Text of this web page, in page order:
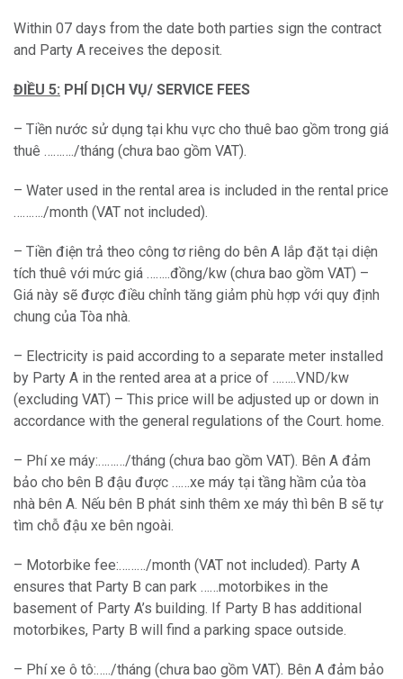
Within 07 days from the date both parties sign the contract
and Party A receives the deposit.
ĐIỀU 5: PHÍ DỊCH VỤ/ SERVICE FEES
– Tiền nước sử dụng tại khu vực cho thuê bao gồm trong giá
thuê ………./tháng (chưa bao gồm VAT).
– Water used in the rental area is included in the rental price
………./month (VAT not included).
– Tiền điện trả theo công tơ riêng do bên A lắp đặt tại diện
tích thuê với mức giá ……..đồng/kw (chưa bao gồm VAT) –
Giá này sẽ được điều chỉnh tăng giảm phù hợp với quy định
chung của Tòa nhà.
– Electricity is paid according to a separate meter installed
by Party A in the rented area at a price of ……..VND/kw
(excluding VAT) – This price will be adjusted up or down in
accordance with the general regulations of the Court. home.
– Phí xe máy:………/tháng (chưa bao gồm VAT). Bên A đảm
bảo cho bên B đậu được ……xe máy tại tầng hầm của tòa
nhà bên A. Nếu bên B phát sinh thêm xe máy thì bên B sẽ tự
tìm chỗ đậu xe bên ngoài.
– Motorbike fee:………/month (VAT not included). Party A
ensures that Party B can park ……motorbikes in the
basement of Party A’s building. If Party B has additional
motorbikes, Party B will find a parking space outside.
– Phí xe ô tô:…../tháng (chưa bao gồm VAT). Bên A đảm bảo